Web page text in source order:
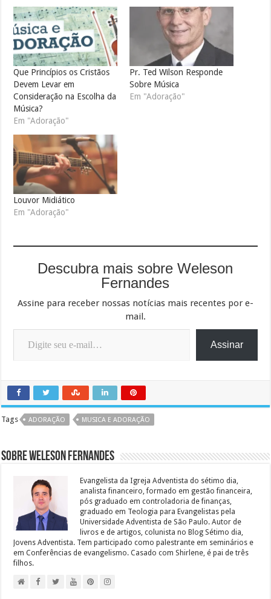
Que Princípios os Cristãos
Devem Levar em
Consideração na Escolha da
Música?
Em "Adoração"
Pr. Ted Wilson Responde
Sobre Música
Em "Adoração"
Louvor Midiático
Em "Adoração"
Descubra mais sobre Weleson
Fernandes
Assine para receber nossas notícias mais recentes por e-
mail.
Digite seu e-mail…
Assinar
Tags ADORAÇÃO MUSICA E ADORAÇÃO
Sobre Weleson Fernandes
Evangelista da Igreja Adventista do sétimo dia,
analista financeiro, formado em gestão financeira,
pós graduado em controladoria de finanças,
graduado em Teologia para Evangelistas pela
Universidade Adventista de São Paulo. Autor de
livros e de artigos, colunista no Blog Sétimo dia,
Jovens Adventista. Tem participado como palestrante em seminários e
em Conferências de evangelismo. Casado com Shirlene, é pai de três
filhos.